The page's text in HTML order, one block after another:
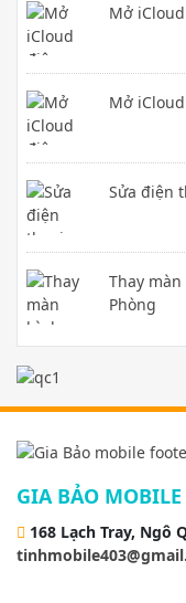
Mở
Mở
Sửa điện
Thay
Phòng
GIA BẢO MOBILE
168 Lạch Tray, Ngô